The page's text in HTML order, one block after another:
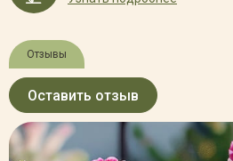
Отзывы
Оставить отзыв